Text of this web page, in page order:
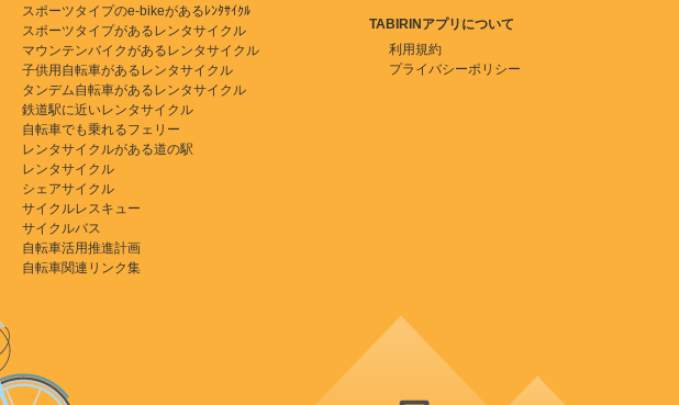
スポーツタイプのe-bikeがあるﾚﾝﾀｻｲｸﾙ
スポーツタイプがあるレンタサイクル
マウンテンバイクがあるレンタサイクル
子供用自転車があるレンタサイクル
タンデム自転車があるレンタサイクル
鉄道駅に近いレンタサイクル
自転車でも乗れるフェリー
レンタサイクルがある道の駅
レンタサイクル
シェアサイクル
サイクルレスキュー
サイクルバス
自転車活用推進計画
自転車関連リンク集
TABIRINアプリについて
利用規約
プライバシーポリシー